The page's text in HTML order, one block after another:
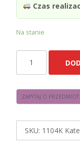
Czas
Na stanie
LAMPA
WISZĄCA
TREVO
SKU: 1104K